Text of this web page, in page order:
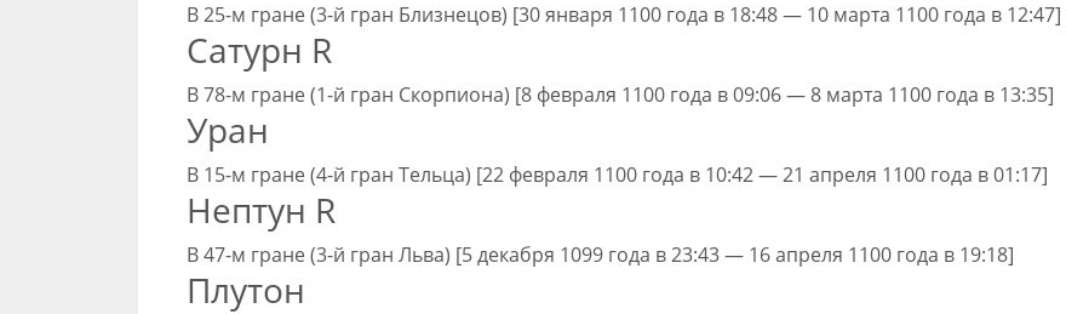
В 25-м гране (3-й гран Близнецов) [30 января 1100 года в 18:48 — 10 марта 1100 года в 12:47]
Сатурн R
В 78-м гране (1-й гран Скорпиона) [8 февраля 1100 года в 09:06 — 8 марта 1100 года в 13:35]
Уран
В 15-м гране (4-й гран Тельца) [22 февраля 1100 года в 10:42 — 21 апреля 1100 года в 01:17]
Нептун R
В 47-м гране (3-й гран Льва) [5 декабря 1099 года в 23:43 — 16 апреля 1100 года в 19:18]
Плутон